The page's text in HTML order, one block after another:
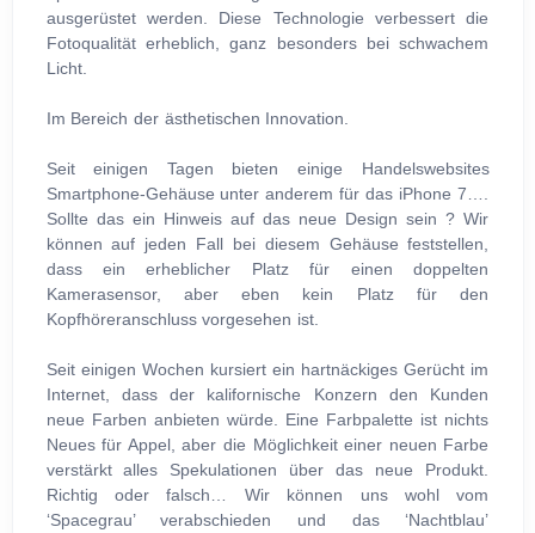
ausgerüstet werden. Diese Technologie verbessert die
Fotoqualität erheblich, ganz besonders bei schwachem
Licht.
Im Bereich der ästhetischen Innovation.
Seit einigen Tagen bieten einige Handelswebsites
Smartphone-Gehäuse unter anderem für das iPhone 7….
Sollte das ein Hinweis auf das neue Design sein ? Wir
können auf jeden Fall bei diesem Gehäuse feststellen,
dass ein erheblicher Platz für einen doppelten
Kamerasensor, aber eben kein Platz für den
Kopfhöreranschluss vorgesehen ist.
Seit einigen Wochen kursiert ein hartnäckiges Gerücht im
Internet, dass der kalifornische Konzern den Kunden
neue Farben anbieten würde. Eine Farbpalette ist nichts
Neues für Appel, aber die Möglichkeit einer neuen Farbe
verstärkt alles Spekulationen über das neue Produkt.
Richtig oder falsch… Wir können uns wohl vom
‘Spacegrau’ verabschieden und das ‘Nachtblau’